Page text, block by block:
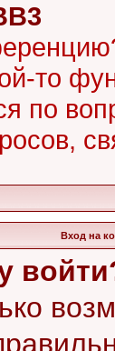
то
по
Вход на